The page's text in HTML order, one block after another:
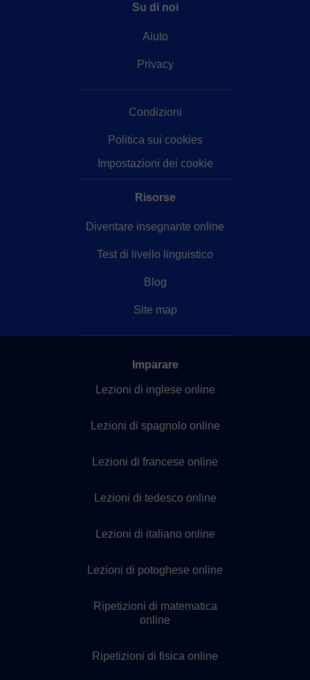
Su di noi
Aiuto
Privacy
Condizioni
Politica sui cookies
Impostazioni dei cookie
Risorse
Diventare insegnante online
Test di livello linguistico
Blog
Site map
Imparare
Lezioni di inglese online
Lezioni di spagnolo online
Lezioni di francese online
Lezioni di tedesco online
Lezioni di italiano online
Lezioni di potoghese online
Ripetizioni di matematica
online
Ripetizioni di fisica online